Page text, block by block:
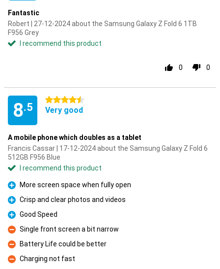
Fantastic
Robert | 27-12-2024 about the Samsung Galaxy Z Fold 6 1TB
F956 Grey
I recommend this product
0 0
8.5
4.5 stars
Very good
A mobile phone which doubles as a tablet
Francis Cassar | 17-12-2024 about the Samsung Galaxy Z Fold 6
512GB F956 Blue
I recommend this product
Pro
More screen space when fully open
Pro
Crisp and clear photos and videos
Pro
Good Speed
Con
Single front screen a bit narrow
Con
Battery Life could be better
Con
Charging not fast